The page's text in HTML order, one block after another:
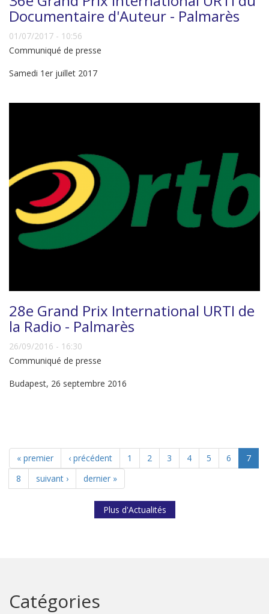
Documentaire d'Auteur - Palmarès
01/07/2017 - 10:56
Communiqué de presse
Samedi 1er juillet 2017
28e Grand Prix International URTI de
la Radio - Palmarès
26/09/2016 - 16:30
Communiqué de presse
Budapest, 26 septembre 2016
« premier ‹ précédent 1 2 3 4 5 6
7
8
suivant › dernier »
Plus d'Actualités
Catégories